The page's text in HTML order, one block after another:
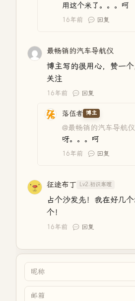
用这个米了。。。呵
16年前 回复
最畅销的汽车导航仪
博主写的很用心，赞一个
关注
16年前 回复
落伍者 博主
@最畅销的汽车导航仪
呀。。。呵
16年前 回复
征途布丁 Lv2.初识寒暄
占个沙发先！我在好几
个！
16年前 回复